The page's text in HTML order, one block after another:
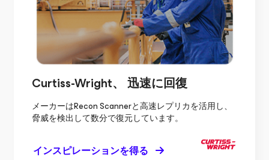
Curtiss-Wright、 迅速に回復
メーカーはRecon Scannerと高速レプリカを活用し、
脅威を検出して数分で復元しています。
インスピレーションを得る